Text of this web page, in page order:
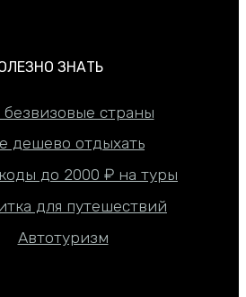
ЗНАТЬ
безвизовые страны
дешево отдыхать
до 2000 ₽ на туры
для путешествий
Автотуризм